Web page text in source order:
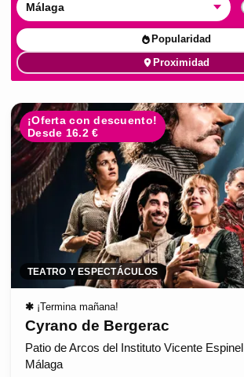
Málaga
Popularidad
Proximidad
¡Oferta con descuento!
Desde 16.2 €
TEATRO Y ESPECTÁCULOS
✱ ¡Termina mañana!
Cyrano de Bergerac
Patio de Arcos del Instituto Vicente Espinel
Málaga